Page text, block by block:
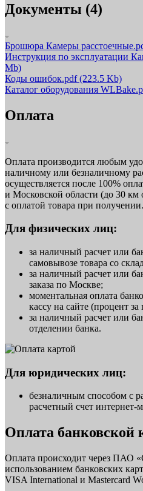
Документы (4)
Брошюра Камеры
Инструкция по эксплуатации
Mb)
Коды ошибок.pdf(223.5 Kb)
Каталог оборудования
Оплата
Оплата производится любым
наличному или безналичному
осуществляется после 100%
и Московской области (до 30
с оплатой товара при получении.
Для физических лиц:
за наличный расчет или
самовывозе товара со
за наличный расчет или
заказа по Москве;
моментальная оплата
кассу на сайте (процент за
за наличный расчет или
отделении банка.
Для юридических лиц:
безналичным способом с
расчетный счет интернет-
Оплата банковской
Оплата происходит через ПАО
использованием банковских
VISA International и Mastercard